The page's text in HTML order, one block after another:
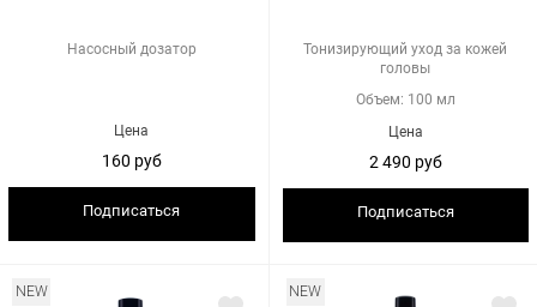
Насосный дозатор
Цена
160 руб
Подписаться
Тонизирующий уход за кожей
головы
Объем: 100 мл
Цена
2 490 руб
Подписаться
NEW NEW